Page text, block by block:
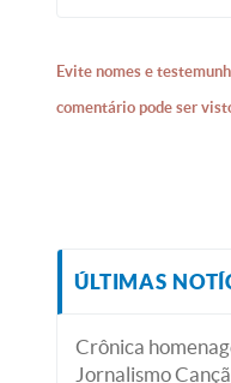
Evite nomes e
comentário pode ser
ÚLTIMAS
Crônica
Jornalismo